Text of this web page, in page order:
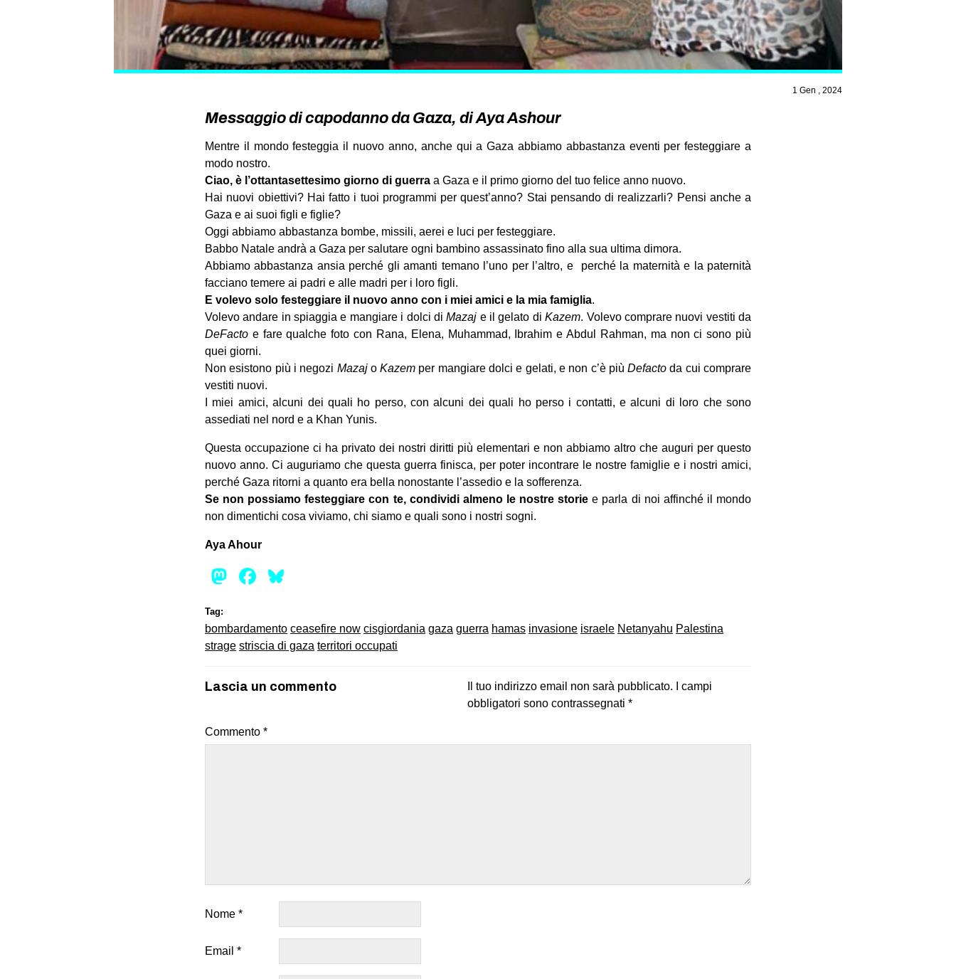
1 Gen , 2024
Messaggio di capodanno da Gaza, di Aya Ashour
Mentre il mondo festeggia il nuovo anno, anche qui a Gaza abbiamo abbastanza eventi per festeggiare a
modo nostro.
Ciao, è l’ottantasettesimo giorno di guerra a Gaza e il primo giorno del tuo felice anno nuovo.
Hai nuovi obiettivi? Hai fatto i tuoi programmi per quest’anno? Stai pensando di realizzarli? Pensi anche a
Gaza e ai suoi figli e figlie?
Oggi abbiamo abbastanza bombe, missili, aerei e luci per festeggiare.
Babbo Natale andrà a Gaza per salutare ogni bambino assassinato fino alla sua ultima dimora.
Abbiamo abbastanza ansia perché gli amanti temano l’uno per l’altro, e perché la maternità e la paternità
facciano temere ai padri e alle madri per i loro figli.
E volevo solo festeggiare il nuovo anno con i miei amici e la mia famiglia.
Volevo andare in spiaggia e mangiare i dolci diMazaj e il gelato diKazem. Volevo comprare nuovi vestiti da
DeFacto e fare qualche foto con Rana, Elena, Muhammad, Ibrahim e Abdul Rahman, ma non ci sono più
quei giorni.
Non esistono più i negozi MazajoKazem per mangiare dolci e gelati, e non c’è piùDefacto da cui comprare
vestiti nuovi.
I miei amici, alcuni dei quali ho perso, con alcuni dei quali ho perso i contatti, e alcuni di loro che sono
assediati nel nord e a Khan Yunis.
Questa occupazione ci ha privato dei nostri diritti più elementari e non abbiamo altro che auguri per questo
nuovo anno. Ci auguriamo che questa guerra finisca, per poter incontrare le nostre famiglie e i nostri amici,
perché Gaza ritorni a quanto era bella nonostante l’assedio e la sofferenza.
Se non possiamo festeggiare con te, condividi almeno le nostre storie e parla di noi affinché il mondo
non dimentichi cosa viviamo, chi siamo e quali sono i nostri sogni.
Aya Ahour
Mastodon
Facebook
Tag:
bombardamento ceasefire now cisgiordania gaza guerra hamas invasione israele Netanyahu Palestina
strage striscia di gaza territori occupati
Lascia un commento Il tuo indirizzo email non sarà pubblicato.
I campi
obbligatori sono contrassegnati *
Commento *
Nome *
Email *